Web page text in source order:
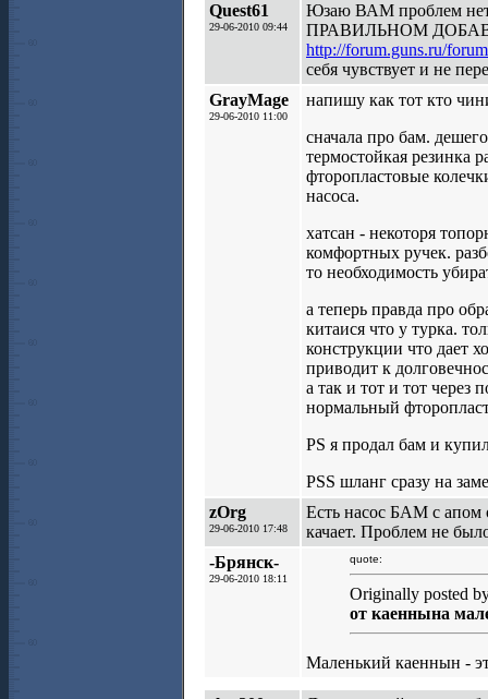
Quest61
29-06-2010 09:44
Юзаю ВАМ проблем нет
ПРАВИЛЬНОМ
http://forum.guns.ru/
себя чувствует и не
GrayMage
29-06-2010 11:00
напишу как тот кто
сначала про бам.
термостойкая резинка
фторопластовые
насоса.
хатсан - некоторя
комфортных ручек.
то необходимость
а теперь правда про
китаися что у турка.
конструкции что дает
приводит к
а так и тот и тот через
нормальный
PS я продал бам и
PSS шланг сразу на
zOrg
29-06-2010 17:48
Есть насос БАМ с апом
качает. Проблем не
-Брянск-
29-06-2010 18:11
quote:
Originally posted
от каеннына
Маленький каеннын -